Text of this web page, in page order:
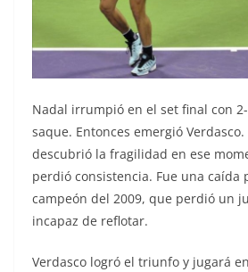
Nadal irrumpió en el set final con
saque. Entonces emergió
descubrió la fragilidad en ese
perdió consistencia. Fue una caída
campeón del 2009, que perdió un
incapaz de reflotar.
Verdasco logró el triunfo y jugará